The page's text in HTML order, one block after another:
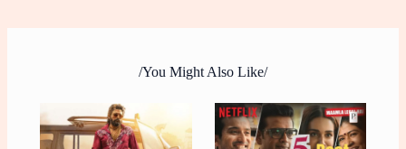
/You Might Also Like/